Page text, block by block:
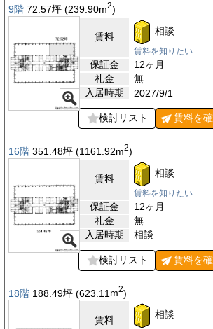
9階 72.57坪 (239.90m2)
賃料 相談
賃料を知りたい
保証金
12ヶ月
礼金
無
入居時期
2027/9/1
検討リスト 賃料を
16階 351.48坪 (1161.92m2)
賃料 相談
賃料を知りたい
保証金
12ヶ月
礼金
無
入居時期
相談
検討リスト 賃料を
18階 188.49坪 (623.11 m2)
賃料 相談